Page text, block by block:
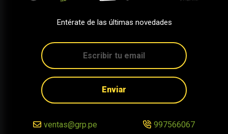
Entérate de las últimas novedades
Enviar
ventas@grp.pe 997566067